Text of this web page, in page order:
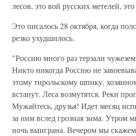
лесов, это вой русских метелей,
Это писалось 28 октября, когда
резко ухудшилось.
"Россию много раз терзали
Никто никогда Россию не
этому тирольскому шпику,
встанут. Леса возмутятся. Реки
Мужайтесь, друзья! Идет месяц
за ним вслед грозная зима. Утром
ночь выиграна. Вечером мы